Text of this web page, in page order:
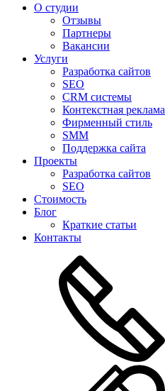
О студии
Отзывы
Партнеры
Вакансии
Услуги
Разработка сайтов
SEO
CRM системы
Контекстная реклама
Фирменный стиль
SMM
Поддержка сайта
Проекты
Разработка сайтов
SEO
Стоимость
Блог
Краткие статьи
Контакты